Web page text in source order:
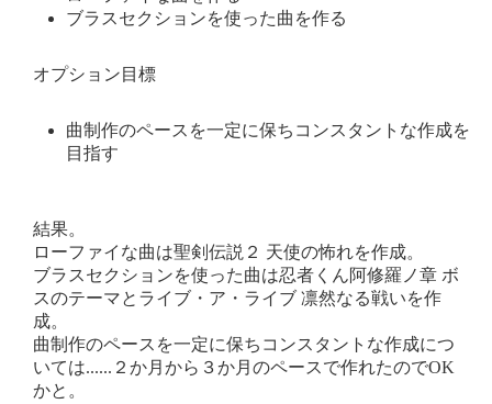
ブラスセクションを使った曲を作る
オプション目標
曲制作のペースを一定に保ちコンスタントな作成を
目指す
結果。
ローファイな曲は聖剣伝説２ 天使の怖れを作成。
ブラスセクションを使った曲は忍者くん阿修羅ノ章 ボ
スのテーマとライブ・ア・ライブ 凛然なる戦いを作
成。
曲制作のペースを一定に保ちコンスタントな作成につ
いては......２か月から３か月のペースで作れたのでOK
かと。